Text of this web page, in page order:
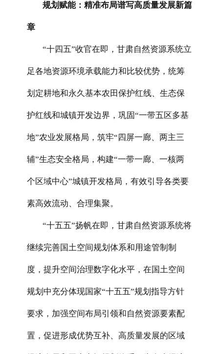
规划赋能：精准布局谱写高质量发展新篇
章
“十四五”收官在即，甘肃自然资源系统立
足各地资源环境承载能力和比较优势，统筹
划定耕地和永久基本农田保护红线、生态保
护红线和城镇开发边界，巩固“一带五区多基
地”农业发展格局，筑牢“四屏一廊、两主三
辅”生态安全格局，构建“一带一廊、一核两
个区域中心”城镇开发格局，有效引导各类要
素高效流动、合理集聚。
“十五五”扬帆在即，甘肃自然资源系统将
继续完善国土空间规划体系和用途管制制
度，提升空间治理数字化水平，在国土空间
规划中充分体现国家“十五五”规划指导方针
要求，加强空间布局引领和自然资源要素配
置，促进形成优势互补、高质量发展的区域